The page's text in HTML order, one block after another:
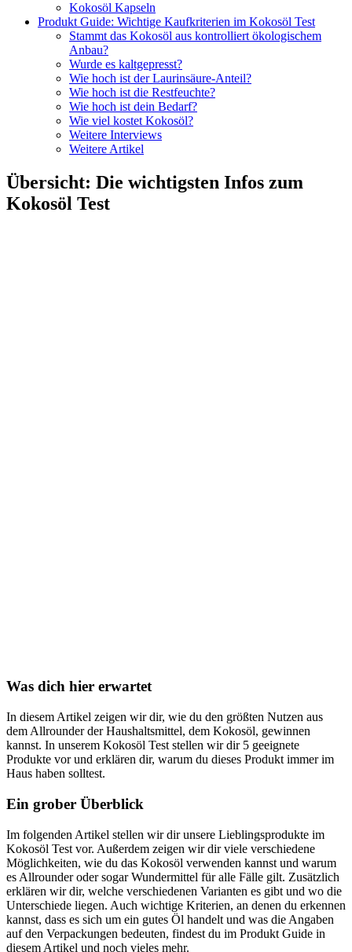
Kokosöl Kapseln
Produkt Guide: Wichtige Kaufkriterien im Kokosöl Test
Stammt das Kokosöl aus kontrolliert ökologischem
Anbau?
Wurde es kaltgepresst?
Wie hoch ist der Laurinsäure-Anteil?
Wie hoch ist die Restfeuchte?
Wie hoch ist dein Bedarf?
Wie viel kostet Kokosöl?
Weitere Interviews
Weitere Artikel
Übersicht: Die wichtigsten Infos zum
Kokosöl Test
Was dich hier erwartet
In diesem Artikel zeigen wir dir, wie du den größten Nutzen aus
dem Allrounder der Haushaltsmittel, dem Kokosöl, gewinnen
kannst. In unserem Kokosöl Test stellen wir dir 5 geeignete
Produkte vor und erklären dir, warum du dieses Produkt immer im
Haus haben solltest.
Ein grober Überblick
Im folgenden Artikel stellen wir dir unsere Lieblingsprodukte im
Kokosöl Test vor. Außerdem zeigen wir dir viele verschiedene
Möglichkeiten, wie du das Kokosöl verwenden kannst und warum
es Allrounder oder sogar Wundermittel für alle Fälle gilt. Zusätzlich
erklären wir dir, welche verschiedenen Varianten es gibt und wo die
Unterschiede liegen. Auch wichtige Kriterien, an denen du erkennen
kannst, dass es sich um ein gutes Öl handelt und was die Angaben
auf den Verpackungen bedeuten, findest du im Produkt Guide in
diesem Artikel und noch vieles mehr.